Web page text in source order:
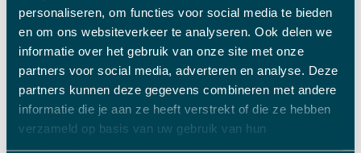
personaliseren, om functies voor social media te bieden
en om ons websiteverkeer te analyseren. Ook delen we
informatie over het gebruik van onze site met onze
partners voor social media, adverteren en analyse. Deze
partners kunnen deze gegevens combineren met andere
informatie die je aan ze heeft verstrekt of die ze hebben
verzameld op basis van uw gebruik van hun
services.Lees meer.